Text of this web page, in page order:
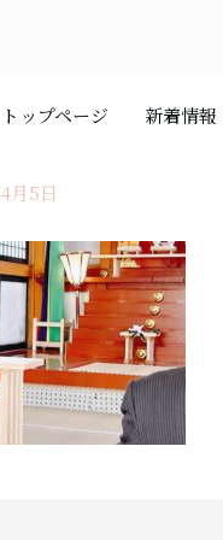
トップページ 新着情報
月5日